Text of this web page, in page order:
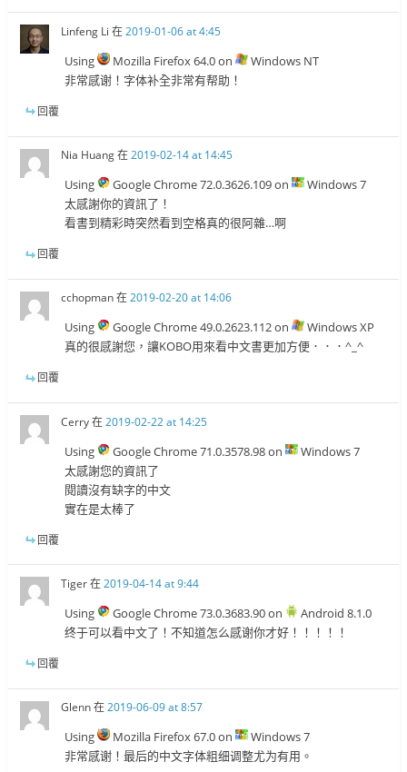
Linfeng Li 在2019-01-06 at 4:45
Using Mozilla Firefox 64.0 on
Windows NT
非常感谢！字体补全非常有帮助！
回覆
Nia Huang在2019-02-14 at 14:45
Using Google Chrome 72.0.3626.109 on
Windows 7
太感謝你的資訊了！
看書到精彩時突然看到空格真的很阿雜…啊
回覆
cchopman在2019-02-20 at 14:06
Using Google Chrome 49.0.2623.112 on
Windows XP
真的很感謝您，讓KOBO用來看中文書更加方便．．．^_^
回覆
Cerry在2019-02-22 at 14:25
Using Google Chrome 71.0.3578.98 on
Windows 7
太感謝您的資訊了
閱讀沒有缺字的中文
實在是太棒了
回覆
Tiger在2019-04-14 at 9:44
Using Google Chrome 73.0.3683.90 on
Android 8.1.0
终于可以看中文了！不知道怎么感谢你才好！！！！！
回覆
Glenn在2019-06-09 at 8:57
Using Mozilla Firefox 67.0 on
Windows 7
非常感谢！最后的中文字体粗细调整尤为有用。